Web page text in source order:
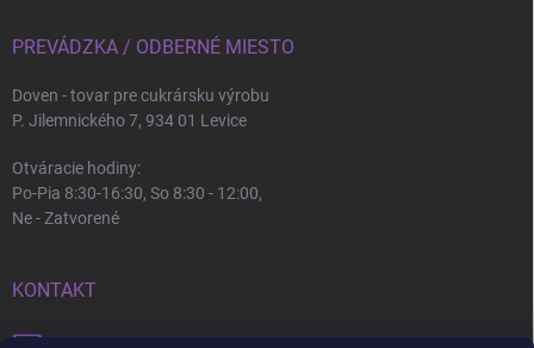
PREVÁDZKA / ODBERNÉ MIESTO
Doven - tovar pre cukrársku výrobu
P. Jilemnického 7, 934 01 Levice
Otváracie hodiny:
Po-Pia 8:30-16:30, So 8:30 - 12:00,
Ne - Zatvorené
KONTAKT